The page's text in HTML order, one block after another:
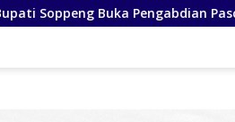
FIB Unhas, Tegaskan